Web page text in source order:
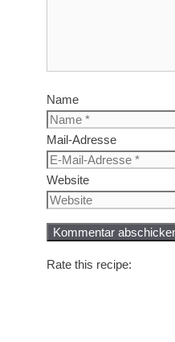
Name
Mail-Adresse
Website
Rate this recipe: